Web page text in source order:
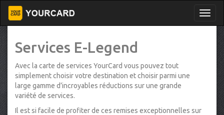
Services E-Legend
Avec la carte de services YourCard vous pouvez tout
simplement choisir votre destination et choisir parmi une
large gamme d’incroyables réductions sur une grande
variété de services.
Il est si facile de profiter de ces remises exceptionnelles sur